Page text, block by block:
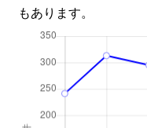
もあります。